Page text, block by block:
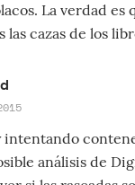
La verdad es
las cazas de los
intentando
análisis de